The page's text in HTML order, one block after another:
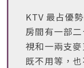
KTV 最占優
房間有一部
視和一兩支
既不用等，